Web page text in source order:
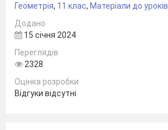
Геометрія, 11 клас, Матеріали до уроків
Додано
15 січня 2024
Переглядів
2328
Оцінка розробки
Відгуки відсутні